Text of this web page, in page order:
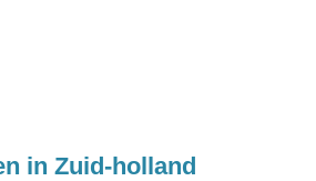
in Zuid-holland